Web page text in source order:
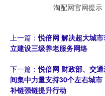
淘配网官网提示
上一篇：悦倍网 解决超大城
立建设三级养老服务网络
下一篇：悦倍网 财政部、交
间集中力量支持30个左右城
补链强链提升行动